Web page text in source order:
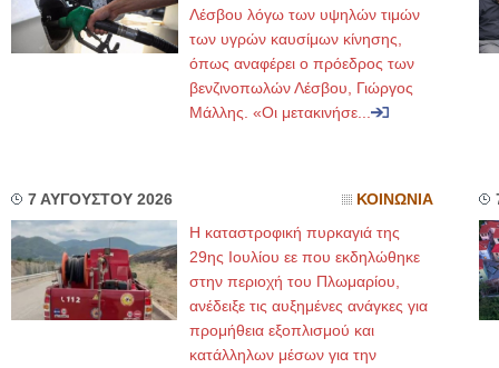
Λέσβου λόγω των υψηλών τιμών
των υγρών καυσίμων κίνησης,
όπως αναφέρει ο πρόεδρος των
βενζινοπωλών Λέσβου, Γιώργος
Μάλλης. «Οι μετακινήσε...
7 ΑΥΓΟΥΣΤΟΥ 2026 ΚΟΙΝΩΝΙΑ
Η καταστροφική πυρκαγιά της
29ης Ιουλίου εε που εκδηλώθηκε
στην περιοχή του Πλωμαρίου,
ανέδειξε τις αυξημένες ανάγκες για
προμήθεια εξοπλισμού και
κατάλληλων μέσων για την